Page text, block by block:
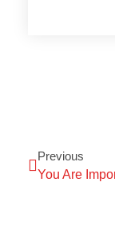
Previous